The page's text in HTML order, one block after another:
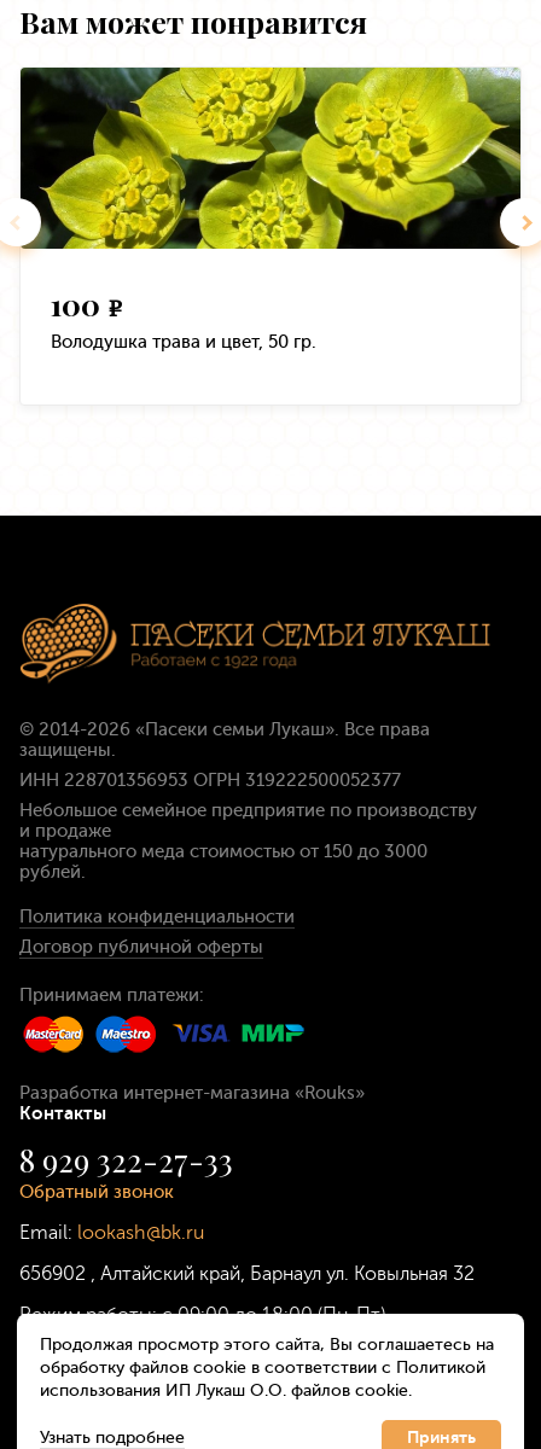
Вам может понравится
100 e
Володушка трава и цвет, 50 гр.
© 2014-2026 «Пасеки семьи Лукаш». Все права
защищены.
ИНН 228701356953 ОГРН 319222500052377
Небольшое семейное предприятие по производству
и продаже
натурального меда стоимостью от 150 до 3000
рублей.
Политика конфиденциальности
Договор публичной оферты
Принимаем платежи:
Разработка интернет-магазина «Rouks»
Контакты
8 929 322-27-33
Обратный звонок
Email: lookash@bk.ru
656902
Алтайский край, Барнаул ул. Ковыльная 32
Режим работы:с 09:00 до 18:00 (Пн-Пт)
Продолжая просмотр этого сайта, Вы соглашаетесь на
обработку файлов cookie в соответствии с Политикой
использования ИП Лукаш О.О. файлов cookie.
Узнать подробнее Принять